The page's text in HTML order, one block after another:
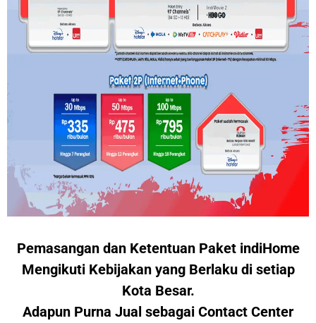
Pemasangan dan Ketentuan Paket indiHome
Mengikuti Kebijakan yang Berlaku di setiap
Kota Besar.
Adapun Purna Jual sebagai Contact Center